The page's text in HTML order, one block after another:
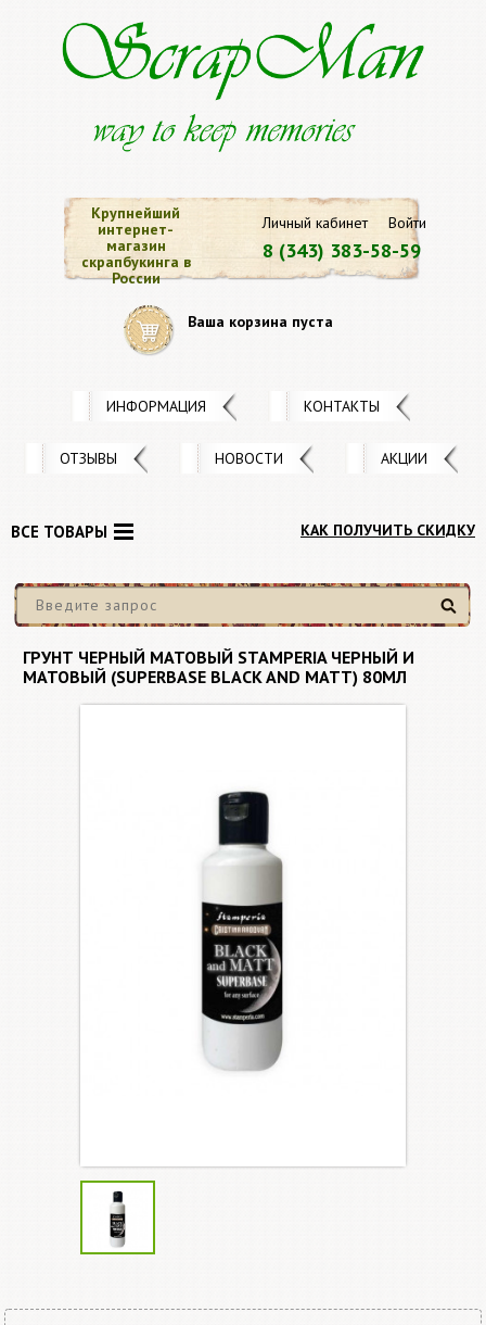
Личный кабинет Войти
8 (343) 383-58-59
Крупнейший
интернет-
магазин
скрапбукинга в
России
Ваша корзина пуста
ИНФОРМАЦИЯ КОНТАКТЫ
ОТЗЫВЫ НОВОСТИ АКЦИИ
КАК ПОЛУЧИТЬ СКИДКУ
Найти
ВСЕ ТОВАРЫ
ГРУНТ ЧЕРНЫЙ МАТОВЫЙ STAMPERIA ЧЕРНЫЙ И
МАТОВЫЙ (SUPERBASE BLACK AND MATT) 80МЛ